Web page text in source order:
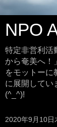
NPO
特定非営利活
から奄美へ！
をモットーに
に展開してい
(^_^)!
2020年9月10日